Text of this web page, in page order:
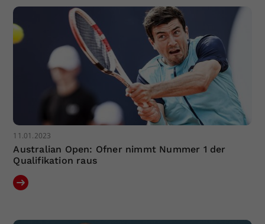
11.01.2023
Australian Open: Ofner nimmt Nummer 1 der
Qualifikation raus